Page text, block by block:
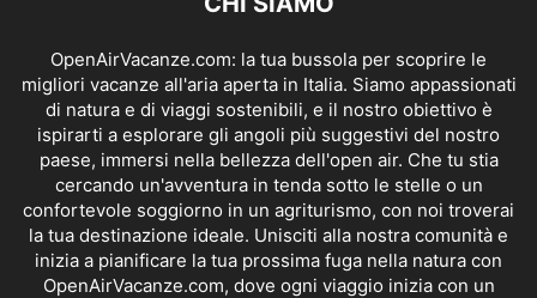
OpenAirVacanze.com: la tua bussola per scoprire le
migliori vacanze all'aria aperta in Italia. Siamo appassionati
di natura e di viaggi sostenibili, e il nostro obiettivo è
ispirarti a esplorare gli angoli più suggestivi del nostro
paese, immersi nella bellezza dell'open air. Che tu stia
cercando un'avventura in tenda sotto le stelle o un
confortevole soggiorno in un agriturismo, con noi troverai
la tua destinazione ideale. Unisciti alla nostra comunità e
inizia a pianificare la tua prossima fuga nella natura con
OpenAirVacanze.com, dove ogni viaggio inizia con un